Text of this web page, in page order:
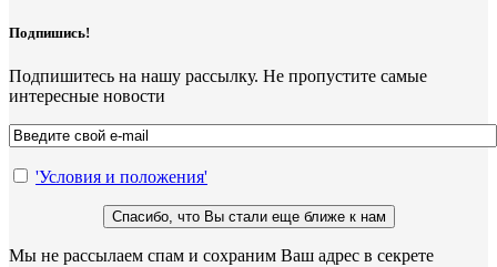
Подпишись!
Подпишитесь на нашу рассылку. Не пропустите самые
интересные новости
'Условия и положения'
Мы не рассылаем спам и сохраним Ваш адрес в секрете